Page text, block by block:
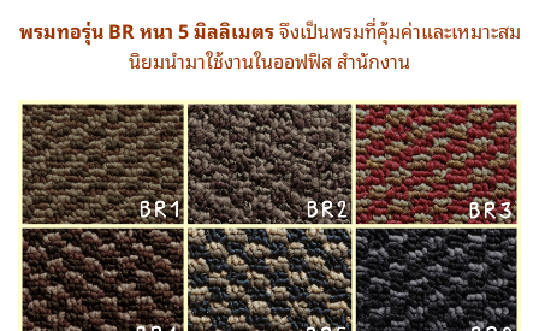
พรมทอรุ่น BR หนา 5มิลลิเมตรจึงเป็นพรมที่คุ้มค่าและเหมาะสม
นิยมนำมาใช้งานในออฟฟิส สำนักงาน